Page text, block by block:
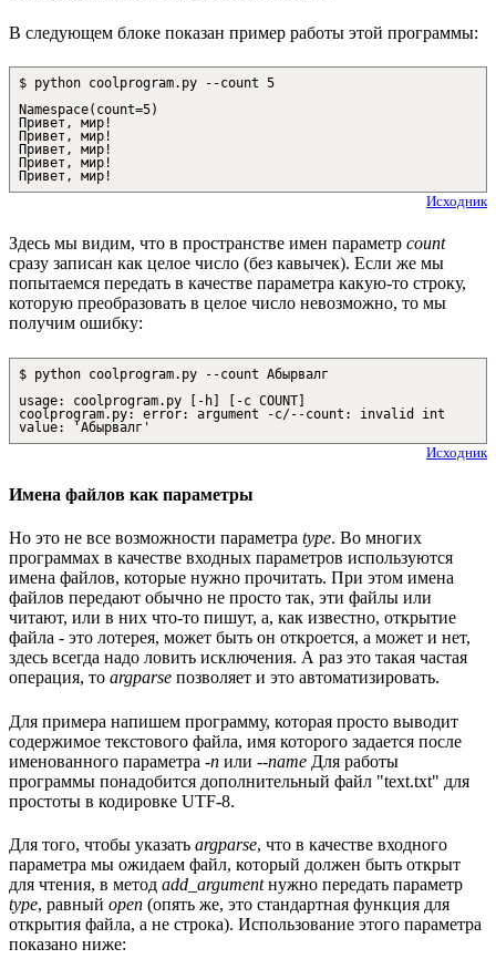
В следующем блоке показан пример работы этой программы:
$ python coolprogram.py --count 5
Namespace(count=5)
Привет, мир!
Привет, мир!
Привет, мир!
Привет, мир!
Привет, мир!
Исходник
Здесь мы видим, что в пространстве имен параметр count
сразу записан как целое число (без кавычек). Если же мы
попытаемся передать в качестве параметра какую-то строку,
которую преобразовать в целое число невозможно, то мы
получим ошибку:
$ python coolprogram.py --count Абырвалг
usage: coolprogram.py [-h] [-c COUNT]
coolprogram.py: error: argument -c/--count: invalid int
value: 'Абырвалг'
Исходник
Имена файлов как параметры
Но это не все возможности параметра type. Во многих
программах в качестве входных параметров используются
имена файлов, которые нужно прочитать. При этом имена
файлов передают обычно не просто так, эти файлы или
читают, или в них что-то пишут, а, как известно, открытие
файла - это лотерея, может быть он откроется, а может и нет,
здесь всегда надо ловить исключения. А раз это такая частая
операция, то argparse позволяет и это автоматизировать.
Для примера напишем программу, которая просто выводит
содержимое текстового файла, имя которого задается после
именованного параметра -n или --name Для работы
программы понадобится дополнительный файл "text.txt" для
простоты в кодировке UTF-8.
Для того, чтобы указать argparse, что в качестве входного
параметра мы ожидаем файл, который должен быть открыт
для чтения, в метод add_argumentнужно передать параметр
type, равный open (опять же, это стандартная функция для
открытия файла, а не строка). Использование этого параметра
показано ниже: